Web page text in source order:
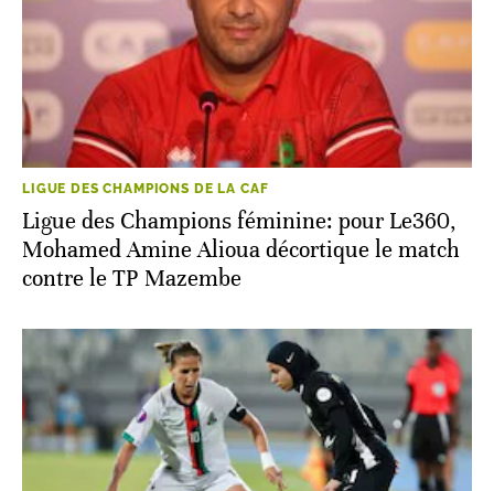
LIGUE DES CHAMPIONS DE LA CAF
Ligue des Champions féminine: pour Le360,
Mohamed Amine Alioua décortique le match
contre le TP Mazembe